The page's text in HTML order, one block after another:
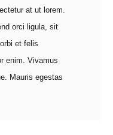
at ut lorem.
orci ligula, sit
et felis
enim. Vivamus
Mauris egestas